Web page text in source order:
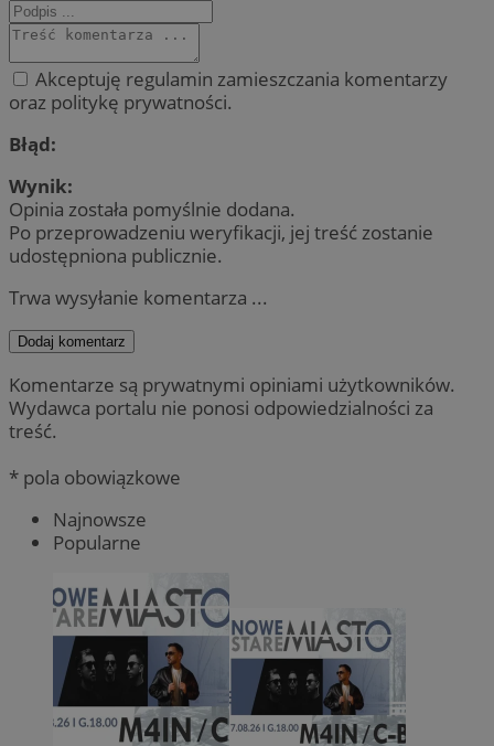
Akceptuję regulamin zamieszczania komentarzy
oraz politykę prywatności.
Błąd:
Wynik:
Opinia została pomyślnie dodana.
Po przeprowadzeniu weryfikacji, jej treść zostanie
udostępniona publicznie.
Trwa wysyłanie komentarza ...
Dodaj komentarz
Komentarze są prywatnymi opiniami użytkowników.
Wydawca portalu nie ponosi odpowiedzialności za
treść.
* pola obowiązkowe
Najnowsze
Popularne